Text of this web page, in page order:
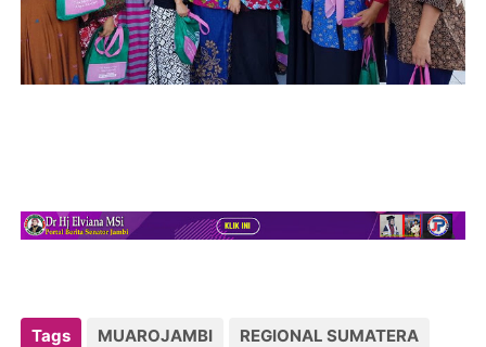
Tags MUAROJAMBI
REGIONAL SUMATERA